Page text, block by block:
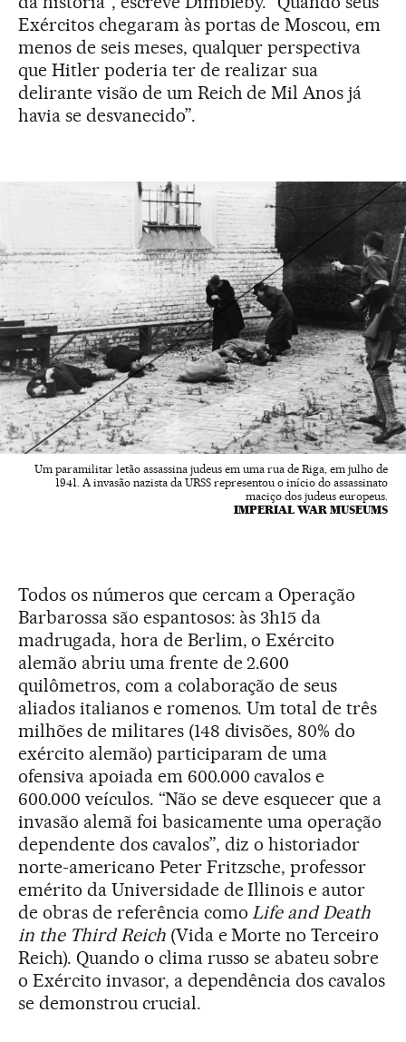
Exércitos chegaram às portas de Moscou, em
menos de seis meses, qualquer perspectiva
que Hitler poderia ter de realizar sua
delirante visão de um Reich de Mil Anos já
havia se desvanecido”.
Um paramilitar letão assassina judeus em uma rua de Riga, em julho de
1941. A invasão nazista da URSS representou o início do assassinato
maciço dos judeus europeus.
IMPERIAL WAR MUSEUMS
Todos os números que cercam a Operação
Barbarossa são espantosos: às 3h15 da
madrugada, hora de Berlim, o Exército
alemão abriu uma frente de 2.600
quilômetros, com a colaboração de seus
aliados italianos e romenos. Um total de três
milhões de militares (148 divisões, 80% do
exército alemão) participaram de uma
ofensiva apoiada em 600.000 cavalos e
600.000 veículos. “Não se deve esquecer que a
invasão alemã foi basicamente uma operação
dependente dos cavalos”, diz o historiador
norte-americano Peter Fritzsche, professor
emérito da Universidade de Illinois e autor
de obras de referência comoLife and Death
in the Third Reich (Vida e Morte no Terceiro
Reich). Quando o clima russo se abateu sobre
o Exército invasor, a dependência dos cavalos
se demonstrou crucial.